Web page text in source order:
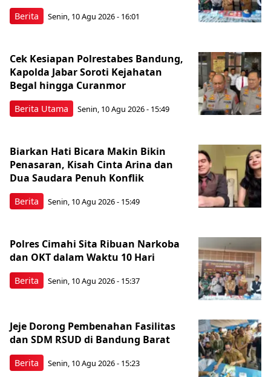
Berita Senin, 10 Agu 2026 - 16:01
Berita Utama
Cek Kesiapan Polrestabes Bandung,
Kapolda Jabar Soroti Kejahatan
Begal hingga Curanmor
Senin, 10 Agu 2026 - 15:49
Berita
Biarkan Hati Bicara Makin Bikin
Penasaran, Kisah Cinta Arina dan
Dua Saudara Penuh Konflik
Senin, 10 Agu 2026 - 15:49
Berita
Polres Cimahi Sita Ribuan Narkoba
dan OKT dalam Waktu 10 Hari
Senin, 10 Agu 2026 - 15:37
Berita
Jeje Dorong Pembenahan Fasilitas
dan SDM RSUD di Bandung Barat
Senin, 10 Agu 2026 - 15:23